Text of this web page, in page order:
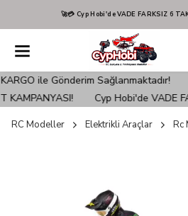
Hızlı Kargo!
Türkiye'nin EN İyi Hobi Mağazası
Cyp Hobi'de VADE FARKSIZ 6
RC Modeller Elektrikli Araçlar Rc